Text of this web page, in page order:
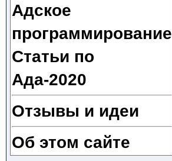
Адское
программирование
Статьи по
Ада-2020
Отзывы и идеи
Об этом сайте